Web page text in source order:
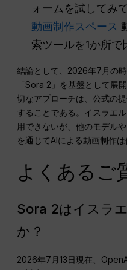
ォームを試してみ
動画制作スペース
索ツールを1か所で
結論として、2026年7月の
「Sora 2」を基盤として展
切なアプローチは、公式の
することである。イスラエ
用できないが、他のモデル
を通じてAIによる動画制作
よくあるご
Sora 2はイスラ
か？
2026年7月13日現在、